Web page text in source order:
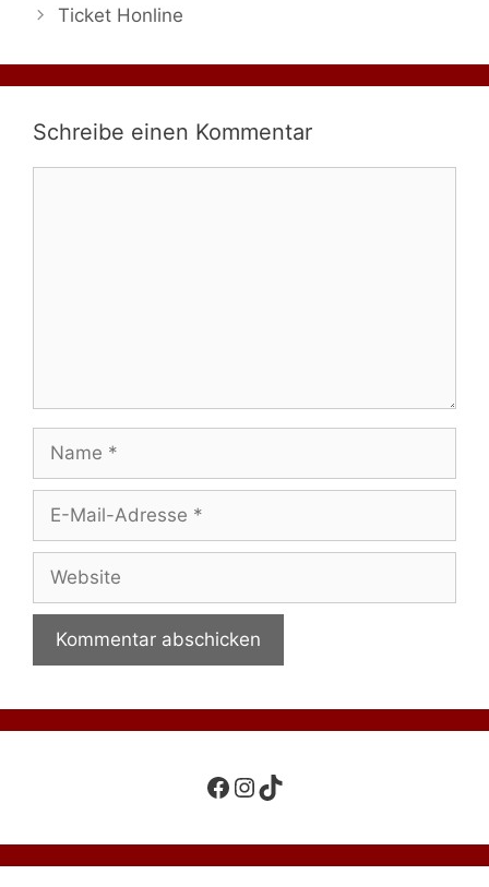
Ticket Honline
Schreibe einen Kommentar
Name
Adresse
Website
Facebook
Instagram
TikTok